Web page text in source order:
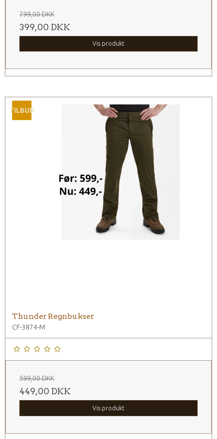
799,00 DKK
399,00 DKK
Vis produkt
TILBUD
Thunder Regnbukser
CF-3874-M
599,00 DKK
449,00 DKK
Vis produkt